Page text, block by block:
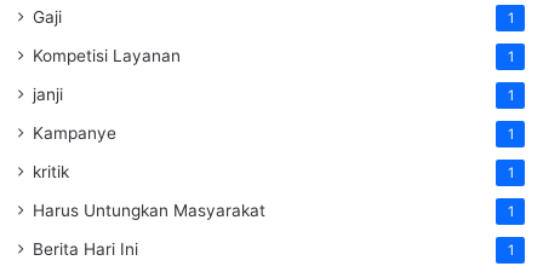
Gaji 1
Kompetisi Layanan 1
janji 1
Kampanye 1
kritik 1
Harus Untungkan Masyarakat 1
Berita Hari Ini 1